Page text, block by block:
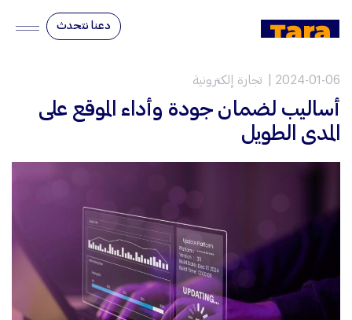
دعنا نتحدث
2024-01-06 تجارة إلكترونية
أساليب لضمان جودة وأداء الموقع على
المدى الطويل